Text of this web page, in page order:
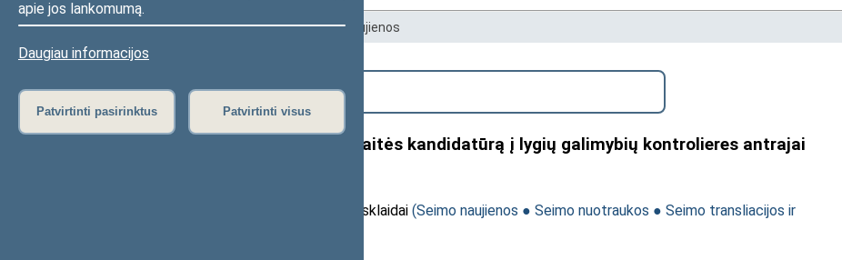
apie jos lankomumą.
Daugiau informacijos
Patvirtinti pasirinktus Patvirtinti visus
Pradžia>Visuomenei ir žiniasklaidai>Naujienos
Išplėstinė paieška
Seimas svarstys B. Sabatauskaitės kandidatūrą į lygių galimybių kontrolieres antrajai
m. gegužės 7 d. pranešimas žiniasklaidai (Seimo naujienos ● Seimo nuotraukos ● Seimo transliacijos ir